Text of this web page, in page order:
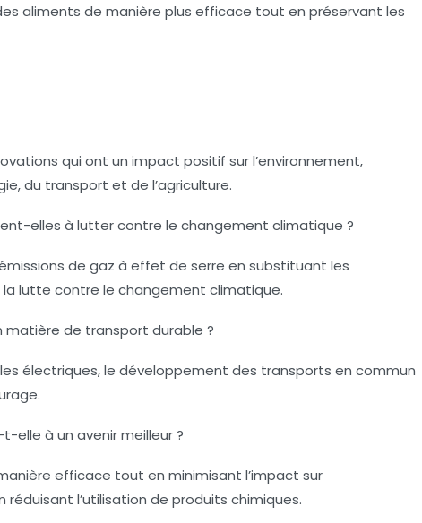
aliments de manière plus efficace tout en préservant les
qui ont un impact positif sur l’environnement,
du transport et de l’agriculture.
elles à lutter contre le changement climatique ?
de gaz à effet de serre en substituant les
lutte contre le changement climatique.
matière de transport durable ?
électriques, le développement des transports en commun
elle à un avenir meilleur ?
efficace tout en minimisant l’impact sur
réduisant l’utilisation de produits chimiques.